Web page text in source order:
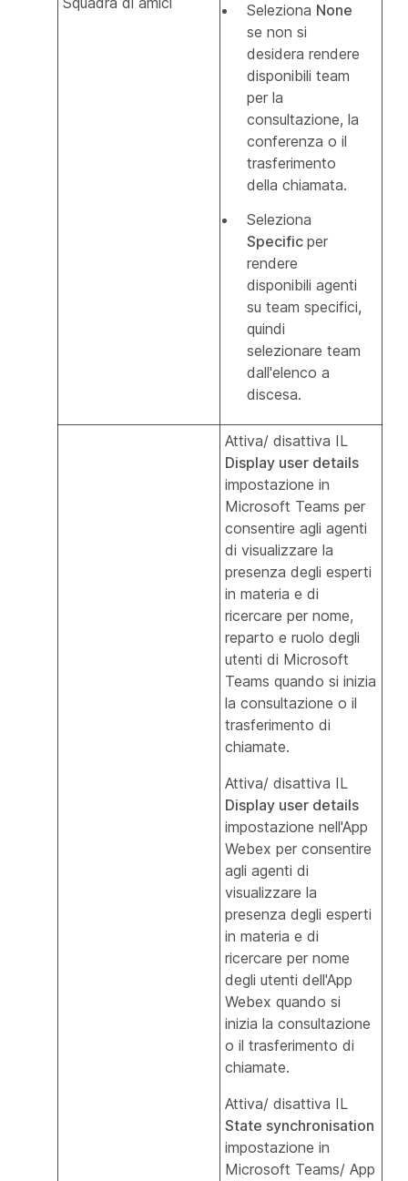
Seleziona None
se non si
desidera rendere
disponibili team
per la
consultazione, la
conferenza o il
trasferimento
della chiamata.
Seleziona
Specific per
rendere
disponibili agenti
su team specifici,
quindi
selezionare team
dall'elenco a
discesa.
Attiva/ disattiva IL
Display user details
impostazione in
Microsoft Teams per
consentire agli agenti
di visualizzare la
presenza degli esperti
in materia e di
ricercare per nome,
reparto e ruolo degli
utenti di Microsoft
Teams quando si inizia
la consultazione o il
trasferimento di
chiamate.
Attiva/ disattiva IL
Display user details
impostazione nell'App
Webex per consentire
agli agenti di
visualizzare la
presenza degli esperti
in materia e di
ricercare per nome
degli utenti dell'App
Webex quando si
inizia la consultazione
o il trasferimento di
chiamate.
Attiva/ disattiva IL
State synchronisation
impostazione in
Microsoft Teams/ App